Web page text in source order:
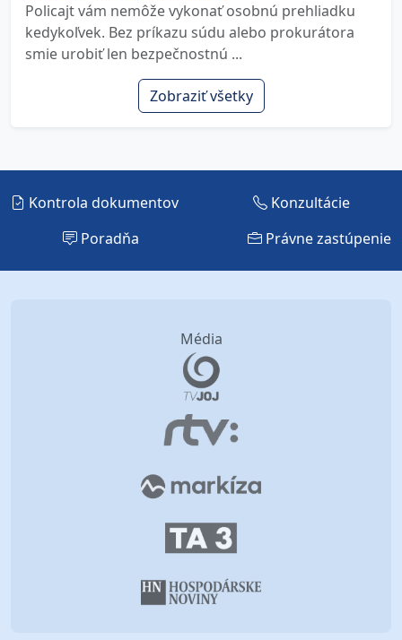
Policajt vám nemôže vykonať osobnú prehliadku
kedykoľvek. Bez príkazu súdu alebo prokurátora
smie urobiť len bezpečnostnú ...
Zobraziť všetky
Kontrola dokumentov
Konzultácie
Poradňa
Právne zastúpenie
Média